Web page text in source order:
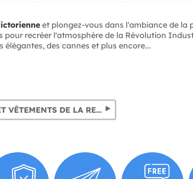
et plongez-vous dans l'ambiance de la
pour recréer l'atmosphère de la Révolution
des cannes et plus encore...
ROBES ET VÊTEMENTS DE LA RENAISSANCE : XV-XVI SIÈCLE